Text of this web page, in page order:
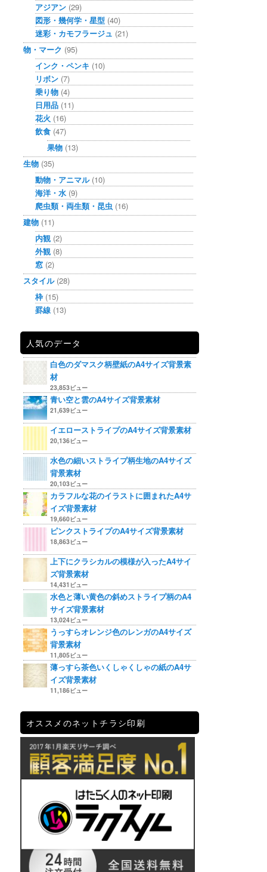
アジアン (29)
図形・幾何学・星型 (40)
迷彩・カモフラージュ (21)
物・マーク (95)
インク・ペンキ (10)
リボン (7)
乗り物 (4)
日用品 (11)
花火 (16)
飲食 (47)
果物 (13)
生物 (35)
動物・アニマル(10)
海洋・水 (9)
爬虫類・両生類・昆虫 (16)
建物 (11)
内観 (2)
外観 (8)
窓 (2)
スタイル(28)
枠 (15)
罫線 (13)
人気のデータ
白色のダマスク柄壁紙のA4サイズ背景素
材
23,853ビュー
青い空と雲のA4サイズ背景素材
21,639ビュー
イエローストライプのA4サイズ背景素材
20,136ビュー
水色の細いストライプ柄生地のA4サイズ
背景素材
20,103ビュー
カラフルな花のイラストに囲まれたA4サ
イズ背景素材
19,660ビュー
ピンクストライプのA4サイズ背景素材
18,863ビュー
上下にクラシカルの模様が入ったA4サイ
ズ背景素材
14,431ビュー
水色と薄い黄色の斜めストライプ柄のA4
サイズ背景素材
13,024ビュー
うっすらオレンジ色のレンガのA4サイズ
背景素材
11,805ビュー
薄っすら茶色いくしゃくしゃの紙のA4サ
イズ背景素材
11,186ビュー
オススメのネットチラシ印刷